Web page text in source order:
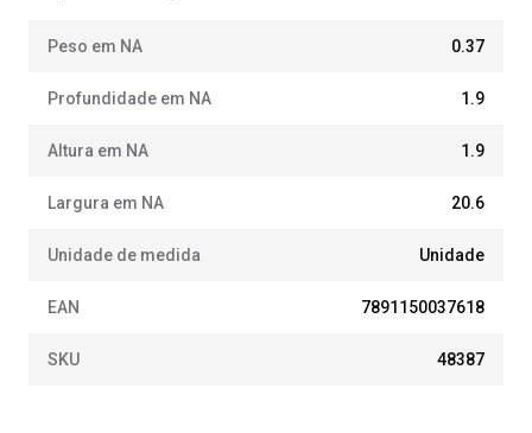
Peso em NA 0.37
Profundidade em NA 1.9
Altura em NA 1.9
Largura em NA 20.6
Unidade de medida Unidade
EAN 7891150037618
SKU 48387